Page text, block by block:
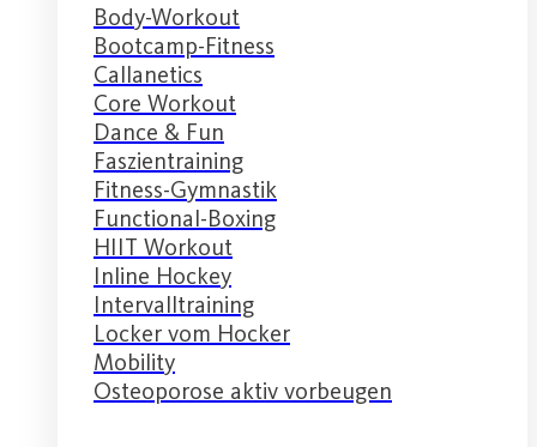
Body-Workout
Bootcamp-Fitness
Callanetics
Core Workout
Dance & Fun
Faszientraining
Fitness-Gymnastik
Functional-Boxing
HIIT Workout
Inline Hockey
Intervalltraining
Locker vom Hocker
Mobility
Osteoporose aktiv vorbeugen